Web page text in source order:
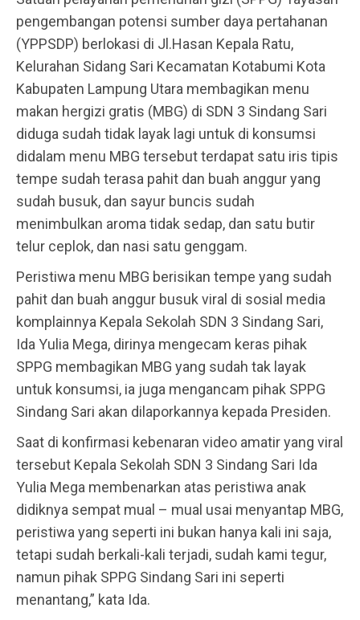
pengembangan potensi sumber daya pertahanan
(YPPSDP) berlokasi di Jl.Hasan Kepala Ratu,
Kelurahan Sidang Sari Kecamatan Kotabumi Kota
Kabupaten Lampung Utara membagikan menu
makan hergizi gratis (MBG) di SDN 3 Sindang Sari
diduga sudah tidak layak lagi untuk di konsumsi
didalam menu MBG tersebut terdapat satu iris tipis
tempe sudah terasa pahit dan buah anggur yang
sudah busuk, dan sayur buncis sudah
menimbulkan aroma tidak sedap, dan satu butir
telur ceplok, dan nasi satu genggam.
Peristiwa menu MBG berisikan tempe yang sudah
pahit dan buah anggur busuk viral di sosial media
komplainnya Kepala Sekolah SDN 3 Sindang Sari,
Ida Yulia Mega, dirinya mengecam keras pihak
SPPG membagikan MBG yang sudah tak layak
untuk konsumsi, ia juga mengancam pihak SPPG
Sindang Sari akan dilaporkannya kepada Presiden.
Saat di konfirmasi kebenaran video amatir yang viral
tersebut Kepala Sekolah SDN 3 Sindang Sari Ida
Yulia Mega membenarkan atas peristiwa anak
didiknya sempat mual – mual usai menyantap MBG,
peristiwa yang seperti ini bukan hanya kali ini saja,
tetapi sudah berkali-kali terjadi, sudah kami tegur,
namun pihak SPPG Sindang Sari ini seperti
menantang,” kata Ida.